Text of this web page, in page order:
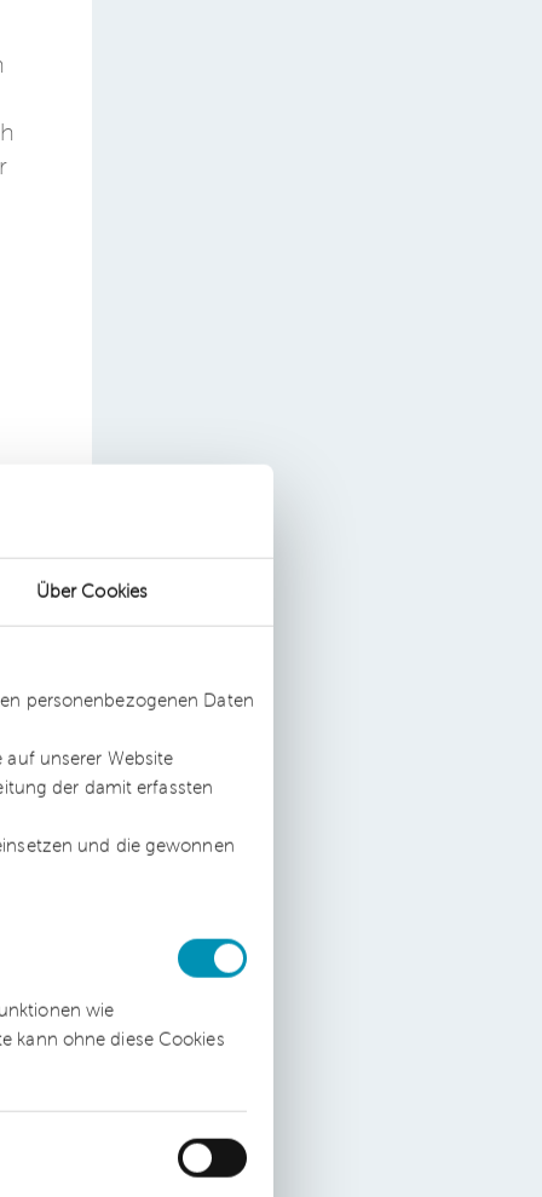
Über Cookies
personenbezogenen Daten
unserer Website
der damit erfassten
und die gewonnen
wie
kann ohne diese Cookies